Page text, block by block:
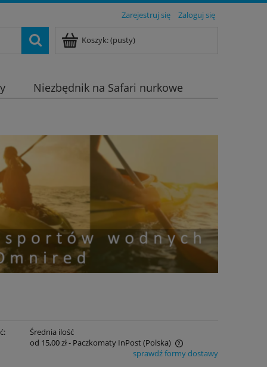
Zarejestruj się Zaloguj się
Koszyk:(pusty)
Niezbędnik na Safari nurkowe
Średnia ilość
od 15,00 zł- Paczkomaty InPost(Polska)
sprawdź formy dostawy